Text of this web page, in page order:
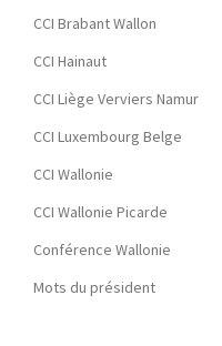
CCI Brabant Wallon
CCI Hainaut
CCI Liège Verviers Namur
CCI Luxembourg Belge
CCI Wallonie
CCI Wallonie Picarde
Conférence Wallonie
Mots du président